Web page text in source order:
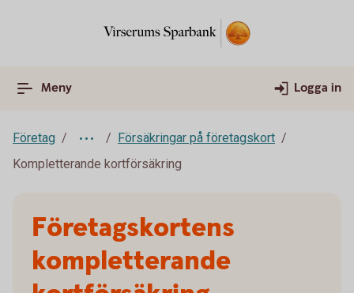
Meny Logga in
Företag
Försäkringar på företagskort
Kompletterande kortförsäkring
Företagskortens
kompletterande